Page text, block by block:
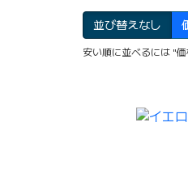
並び替えなし
安い順に並べるには "